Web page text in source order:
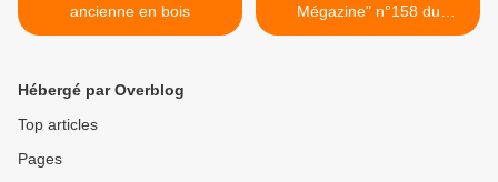
ancienne en bois
Mégazine" n°158 du
07/2012 >
Hébergé par Overblog
Top articles
Pages